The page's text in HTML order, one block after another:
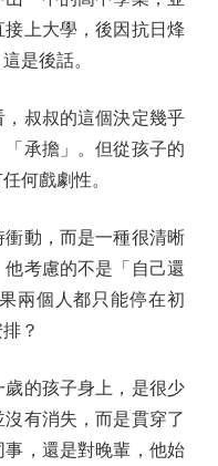
上大學，後因抗日烽
是後話。
叔叔的這個決定幾乎
承擔」。但從孩子的
何戲劇性。
動，而是一種很清晰
考慮的不是「自己還
兩個人都只能停在初
？
的孩子身上，是很少
有消失，而是貫穿了
，還是對晚輩，他始